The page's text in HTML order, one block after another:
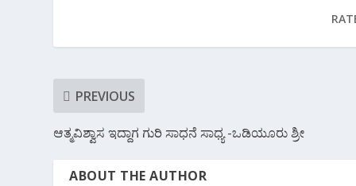
PREVIOUS
ಆತ್ಮವಿಶ್ವಾಸ ಇದ್ದಾಗ ಗುರಿ ಸಾಧನೆ ಸಾಧ್ಯ -ಒಡಿಯೂರು ಶ್ರೀ
ABOUT THE AUTHOR